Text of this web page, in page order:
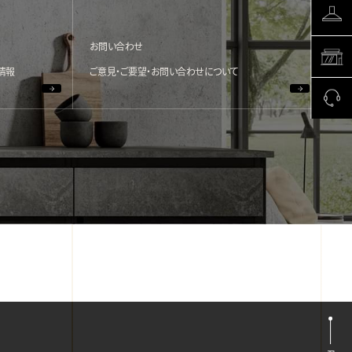
報
お問い合わせ
ご意見・ご要望・お問い合わせについて